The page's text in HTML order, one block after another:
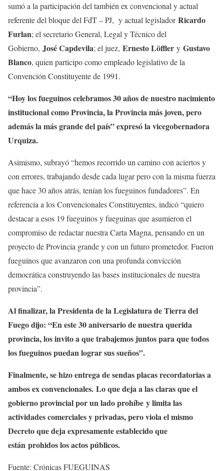
sumó a la participación del también ex convencional y actual
referente del bloque del FdT – PJ, y actual legisladorRicardo
Furlan; el secretario General, Legal y Técnico del
Gobierno, José Capdevila; el juez, Ernesto Löffler y Gustavo
Blanco, quien participo como empleado legislativo de la
Convención Constituyente de 1991.
“Hoy los fueguinos celebramos 30 años de nuestro nacimiento
institucional como Provincia, la Provincia más joven, pero
además la más grande del país” expresó la vicegobernadora
Urquiza.
Asimismo, subrayó “hemos recorrido un camino con aciertos y
con errores, trabajando desde cada lugar pero con la misma fuerza
que hace 30 años atrás, tenían los fueguinos fundadores”. En
referencia a los Convencionales Constituyentes, indicó “quiero
destacar a esos 19 fueguinos y fueguinas que asumieron el
compromiso de redactar nuestra Carta Magna, pensando en un
proyecto de Provincia grande y con un futuro prometedor. Fueron
fueguinos que avanzaron con una profunda convicción
democrática construyendo las bases institucionales de nuestra
provincia”.
Al finalizar, la Presidenta de la Legislatura de Tierra del
Fuego dijo: “En este 30 aniversario de nuestra querida
provincia, los invito a que trabajemos juntos para que todos
los fueguinos puedan lograr sus sueños”.
Finalmente, se hizo entrega de sendas placas recordatorias a
ambos ex convencionales. Lo que deja a las claras que el
gobierno provincial por un lado prohíbe y limita las
actividades comerciales y privadas, pero viola el mismo
Decreto que deja expresamente establecido que
están prohidos los actos públicos.
Fuente: Crónicas FUEGUINAS